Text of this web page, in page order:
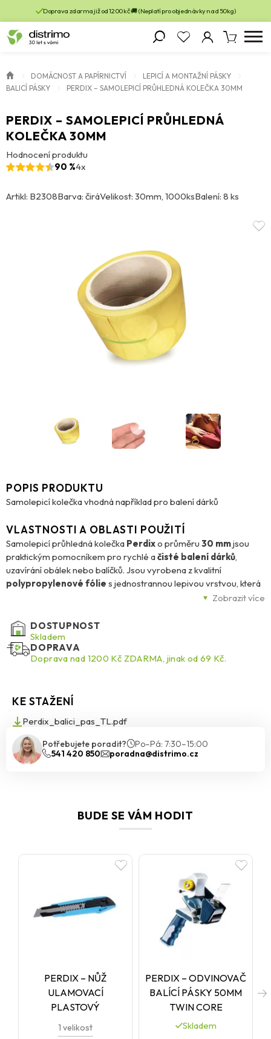
Doprava zdarma již od 1200 kč 🚚 (Neplatí pro objednávky nad 50kg)
DOMÁCNOST A PAPÍRNICTVÍ
LEPICÍ A MONTAŽNÍ PÁSKY
BALICÍ PÁSKY
PERDIX – SAMOLEPICÍ PRŮHLEDNÁ KOLEČKA 30MM
PERDIX – SAMOLEPICÍ PRŮHLEDNÁ
KOLEČKA 30MM
Hodnocení produktu
90 %4x
Artikl: B2308Barva: čiráVelikost: 30mm, 1000ksBalení: 8 ks
POPIS PRODUKTU
Samolepicí kolečka vhodná například pro balení dárků
Zobrazit více
VLASTNOSTI A OBLASTI POUŽITÍ
Samolepicí průhledná kolečka Perdixo průměru 30 mmjsou
praktickým pomocníkem pro rychlé ačisté balení dárků,
uzavírání obálek nebo balíčků. Jsou vyrobena z kvalitní
polypropylenové fólie s jednostrannou lepivou vrstvou, která
i při nižších teplotách. Díky
takže působíesteticky a nerušeně
Kolečka jsouUV odolná
svůj čistý vzhled i při vystavení slunečnímu záření. Snadno se
Balení obsahuje 1000 kusů koleček
která umožňuje pohodlné a rychlé použití.
DOSTUPNOST
Skladem
DOPRAVA
Doprava nad 1200 Kč ZDARMA, jinak od 69 Kč.
KE STAŽENÍ
Perdix_balici_pas_TL.pdf
Potřebujete poradit?
Po–Pá: 7:30–15:00
541 420 850
poradna@distrimo.cz
BUDE SE VÁM HODIT
PERDIX – NŮŽ
ULAMOVACÍ
PLASTOVÝ
1 velikost
PERDIX – ODVINOVAČ
BALÍCÍ PÁSKY 50MM
TWIN CORE
Skladem